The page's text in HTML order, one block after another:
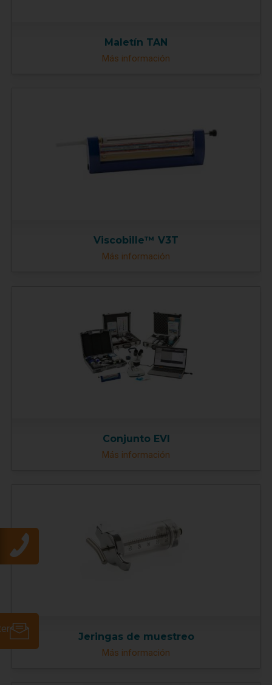
Maletín TAN
Más información
Viscobille™ V3T
Más información
Conjunto EVI
Más información
Jeringas de muestreo
Más información